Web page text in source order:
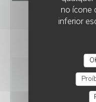
no ícone
inferior